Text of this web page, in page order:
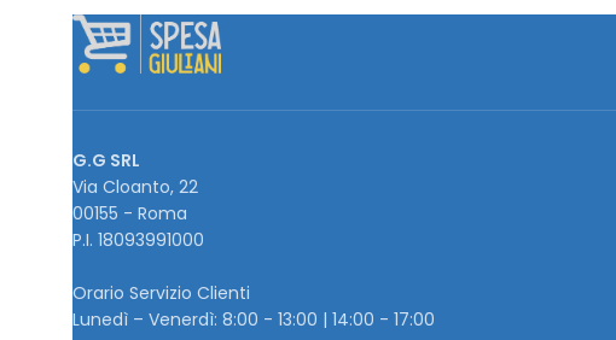
G.G SRL
Via Cloanto, 22
00155 - Roma
P.I. ‭18093991000
Orario Servizio Clienti
Lunedì – Venerdì: 8:00 - 13:00 | 14:00 - 17:00